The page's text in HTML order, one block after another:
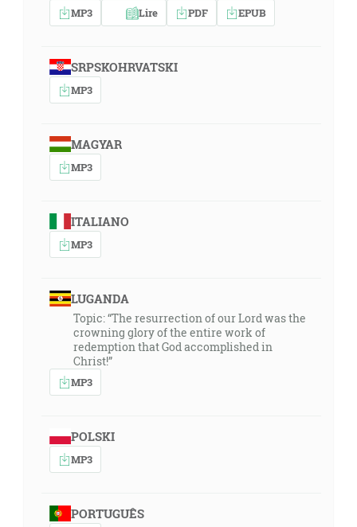
MP3 Lire PDF EPUB
SRPSKOHRVATSKI
MP3
MAGYAR
MP3
ITALIANO
MP3
LUGANDA
Topic: “The resurrection of our Lord was the
crowning glory of the entire work of
redemption that God accomplished in
Christ!”
MP3
POLSKI
MP3
PORTUGUÊS